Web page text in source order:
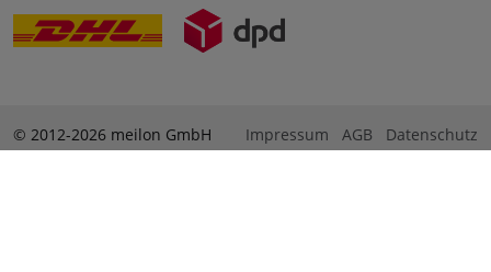
© 2012-2026 meilon GmbH Impressum AGB Datenschutz